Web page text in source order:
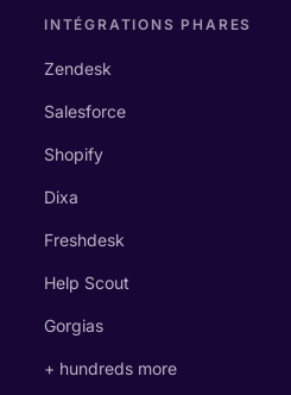
INTÉGRATIONS PHARES
Zendesk
Salesforce
Shopify
Dixa
Freshdesk
Help Scout
Gorgias
+ hundreds more